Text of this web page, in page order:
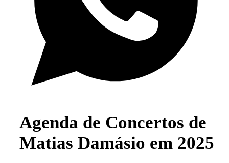
Agenda de Concertos de
Matias Damásio em 2025